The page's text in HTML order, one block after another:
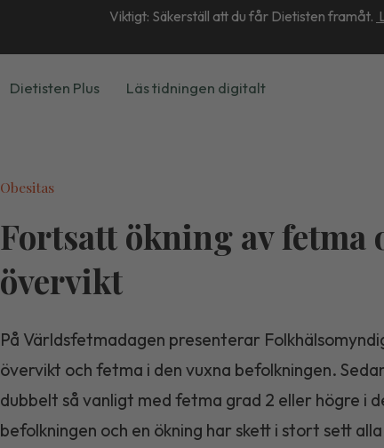
Viktigt: Säkerställ att du får Dietisten framåt.
Dietisten Plus Läs tidningen digitalt
Obesitas
Fortsatt ökning av fetma
övervikt
På Världsfetmadagen presenterar
övervikt och fetma i den vuxna befolkningen.
dubbelt så vanligt med fetma grad 2 eller högre i
befolkningen och en ökning har skett i stort sett